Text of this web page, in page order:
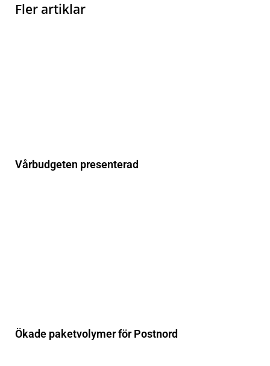
Fler artiklar
Vårbudgeten presenterad
Ökade paketvolymer för Postnord